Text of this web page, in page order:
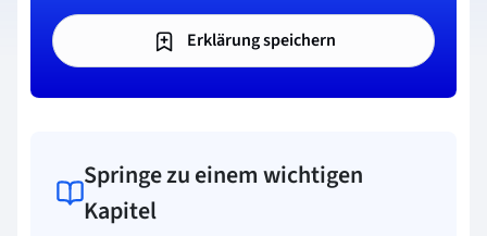
Erklärung speichern
Springe zu einem wichtigen
Kapitel